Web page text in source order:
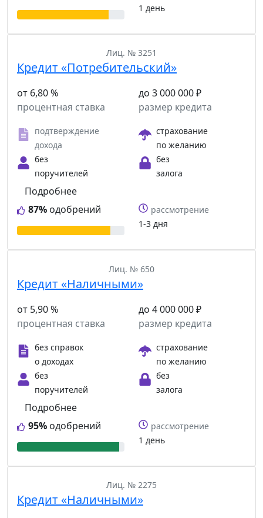
1 день
Лиц. № 3251
Кредит «Потребительский»
от 6,80 %
процентная ставка
до 3 000 000 ₽
размер кредита
подтверждение
дохода
страхование
по желанию
без
поручителей
без
залога
87% одобрений
Подробнее
рассмотрение
1-3 дня
Лиц. № 650
Кредит «Наличными»
от 5,90 %
процентная ставка
до 4 000 000 ₽
размер кредита
без справок
о доходах
страхование
по желанию
без
поручителей
без
залога
95% одобрений
Подробнее
рассмотрение
1 день
Лиц. № 2275
Кредит «Наличными»